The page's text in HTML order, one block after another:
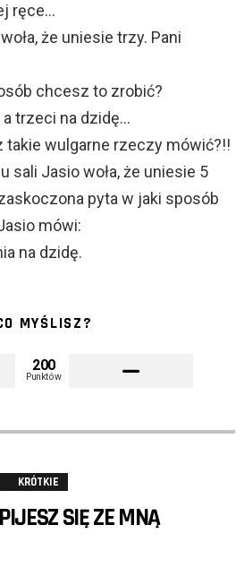
ręce…
że uniesie trzy. Pani
chcesz to zrobić?
trzeci na dzidę…
takie wulgarne rzeczy mówić?!!
sali Jasio woła, że uniesie 5
pyta w jaki sposób
mówi:
na dzidę.
MYŚLISZ?
200
Punktów
KRÓTKIE
SIĘ ZE MNĄ